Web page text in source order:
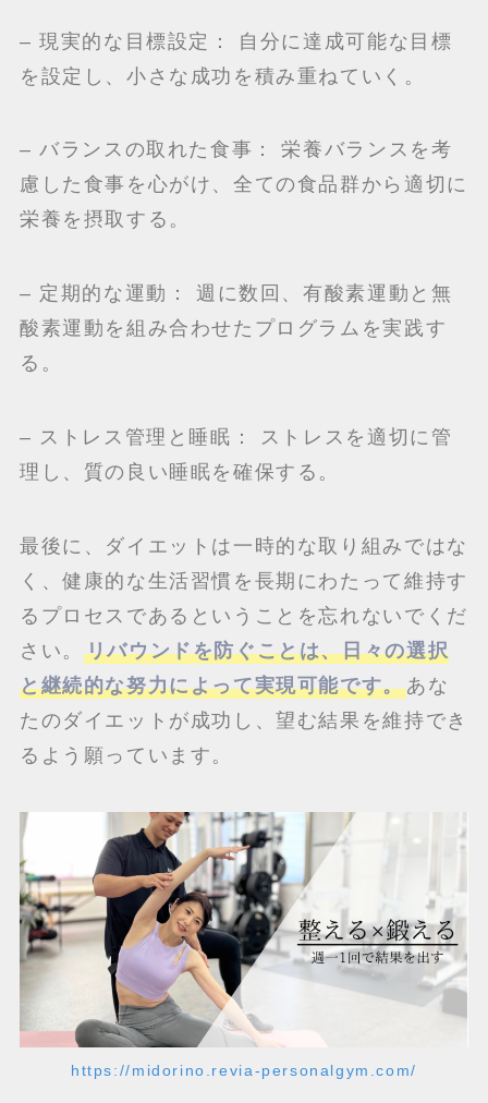
– 現実的な目標設定： 自分に達成可能な目標
を設定し、小さな成功を積み重ねていく。
– バランスの取れた食事： 栄養バランスを考
慮した食事を心がけ、全ての食品群から適切に
栄養を摂取する。
– 定期的な運動： 週に数回、有酸素運動と無
酸素運動を組み合わせたプログラムを実践す
る。
– ストレス管理と睡眠： ストレスを適切に管
理し、質の良い睡眠を確保する。
最後に、ダイエットは一時的な取り組みではな
く、健康的な生活習慣を長期にわたって維持す
るプロセスであるということを忘れないでくだ
さい。 リバウンドを防ぐことは、日々の選択
と継続的な努力によって実現可能です。あな
たのダイエットが成功し、望む結果を維持でき
るよう願っています。
https://midorino.revia-personalgym.com/